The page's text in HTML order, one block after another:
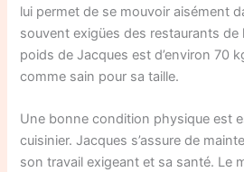
lui permet de se mouvoir aisément
souvent exigües des restaurants
poids de Jacques est d’environ 70
comme sain pour sa taille.
Une bonne condition physique est
cuisinier. Jacques s’assure de
son travail exigeant et sa santé. Le